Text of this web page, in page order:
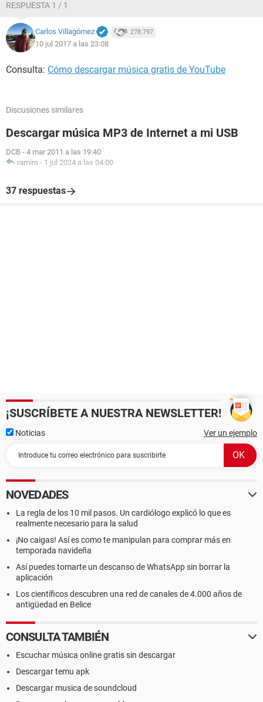
RESPUESTA 1 / 1
Carlos Villagómez 278.797
10 jul 2017 a las 23:08
Consulta: Cómo descargar música gratis de YouTube
Discusiones similares
Descargar música MP3 de Internet a mi USB
DCB - 4 mar 2011 a las 19:40
ramiro - 1 jul 2024 a las 04:00
37 respuestas
¡SUSCRÍBETE A NUESTRA NEWSLETTER!
Noticias Ver un ejemplo
NOVEDADES
La regla de los 10 mil pasos. Un cardiólogo explicó lo que es
realmente necesario para la salud
¡No caigas! Así es como te manipulan para comprar más en
temporada navideña
Así puedes tomarte un descanso de WhatsApp sin borrar la
aplicación
Los científicos descubren una red de canales de 4.000 años de
antigüedad en Belice
CONSULTA TAMBIÉN
Escuchar música online gratis sin descargar
Descargar temu apk
Descargar musica de soundcloud